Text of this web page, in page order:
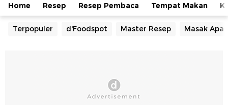
Home Resep Resep Pembaca Tempat Makan
Terpopuler d'Foodspot Master Resep Masak Apa